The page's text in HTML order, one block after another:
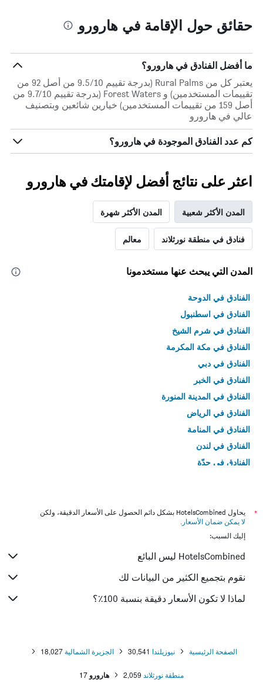
حقائق حول الإقامة في هارورو
ما أفضل الفنادق في هارورو؟
يعتبر كل من Rural Palms (بدرجة تقييم 9.5/10 من أصل 92 من
تقييمات المستخدمين) و Forest Waters (بدرجة تقييم 9.7/10 من
أصل 159 من تقييمات المستخدمين) خيارين شائعين وبتصنيف
عالي في هارورو
كم عدد الفنادق الموجودة في هارورو؟
اعثر على نتائج أفضل لإقامتك في هارورو
المدن الأكثر شعبية المدن الأكثر شهرة
فنادق في منطقة نورثلاند معالم
المدن التي يبحث عنها مستخدمونا
الفنادق في الدوحة
الفنادق في اسطنبول
الفنادق في شرم الشيخ
الفنادق في مكة المكرمة
الفنادق في دبي
الفنادق في الخبر
الفنادق في المدينة المنورة
الفنادق في الرياض
الفنادق في المنامة
الفنادق في لندن
الفنادق في جدّة
*
يحاول HotelsCombined بشكل دائم الحصول على الأسعار الدقيقة، ولكن
لا يمكن ضمان الأسعار .
إليك السبب:
HotelsCombined ليس البائع
نقوم بتجميع الكثير من البيانات لك
لماذا لا تكون الأسعار دقيقة بنسبة 100٪؟
الصفحة الرئيسية نيوزيلندا 30,541 الجزيرة الشمالية 18,027
منطقة نورثلاند 2,059 هارورو 17